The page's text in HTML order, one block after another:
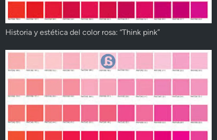
Historia y estética del color rosa: “Think pink”